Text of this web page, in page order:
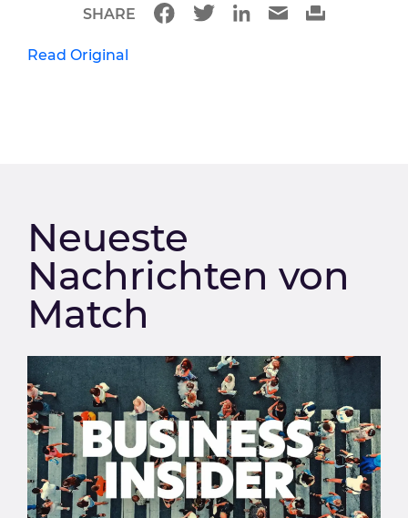
Read Original
SHARE
Neueste
Nachrichten von
Match